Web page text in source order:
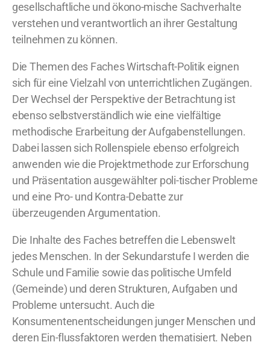
gesellschaftliche und ökono-mische Sachverhalte
verstehen und verantwortlich an ihrer Gestaltung
teilnehmen zu können.
Die Themen des Faches Wirtschaft-Politik eignen
sich für eine Vielzahl von unterrichtlichen Zugängen.
Der Wechsel der Perspektive der Betrachtung ist
ebenso selbstverständlich wie eine vielfältige
methodische Erarbeitung der Aufgabenstellungen.
Dabei lassen sich Rollenspiele ebenso erfolgreich
anwenden wie die Projektmethode zur Erforschung
und Präsentation ausgewählter poli-tischer Probleme
und eine Pro- und Kontra-Debatte zur
überzeugenden Argumentation.
Die Inhalte des Faches betreffen die Lebenswelt
jedes Menschen. In der Sekundarstufe I werden die
Schule und Familie sowie das politische Umfeld
(Gemeinde) und deren Strukturen, Aufgaben und
Probleme untersucht. Auch die
Konsumentenentscheidungen junger Menschen und
deren Ein-flussfaktoren werden thematisiert. Neben